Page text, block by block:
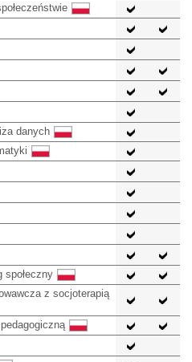
danych
społeczny
z socjoterapią